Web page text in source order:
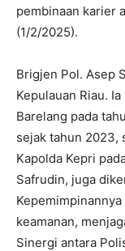
pembinaan karier
(1/2/2025).
Brigjen Pol. Asep
Kepulauan Riau.
Barelang pada
sejak tahun 2023,
Kapolda Kepri
Safrudin, juga
keamanan,
Sinergi antara